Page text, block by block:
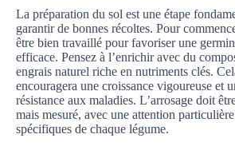
La préparation du sol est une étape
garantir de bonnes récoltes. Pour
être bien travaillé pour favoriser une
efficace. Pensez à l’enrichir avec du
engrais naturel riche en nutriments clés.
encouragera une croissance vigoureuse et
résistance aux maladies. L’arrosage doit
mais mesuré, avec une attention
spécifiques de chaque légume.